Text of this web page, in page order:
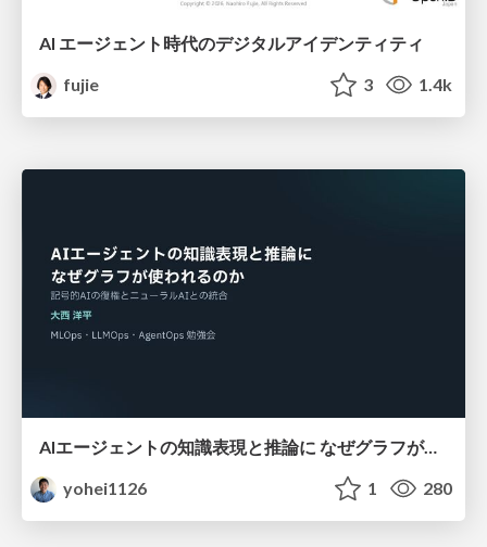
AI エージェント時代のデジタルアイデンティティ
fujie
3 1.4k
AIエージェントの知識表現と推論に なぜグラフが使われるのか - 記号的AIの復権とニューラルAIとの統合
yohei1126
1 280